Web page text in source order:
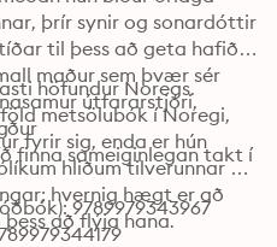
þrír synir og sonardóttir
til þess að geta hafið
maður sem þvær sér
útfararstjóri,
finna sameiginlegan takt í
höfundur Noregs.
metsölubók í Noregi,
fyrir sig, enda er hún
hliðum tilverunnar og
hvernig hægt er að
að flýja hana.
9789979343967